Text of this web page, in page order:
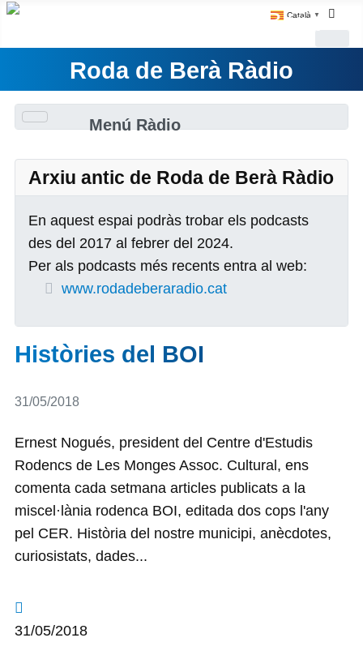
Català ▼
Roda de Berà Ràdio
Menú Ràdio
Arxiu antic de Roda de Berà Ràdio
En aquest espai podràs trobar els podcasts
des del 2017 al febrer del 2024.
Per als podcasts més recents entra al web:
www.rodadeberaradio.cat
Històries del BOI
Detalls
31/05/2018
Ernest Nogués, president del Centre d'Estudis
Rodencs de Les Monges Assoc. Cultural, ens
comenta cada setmana articles publicats a la
miscel·lània rodenca BOI, editada dos cops l'any
pel CER. Història del nostre municipi, anècdotes,
curiosistats, dades...
31/05/2018